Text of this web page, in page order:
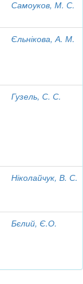
Самоуков, М. С.
Єльнікова, А. М.
Гузель, С. С.
Ніколайчук, В. С.
Бєлий, Є.О.